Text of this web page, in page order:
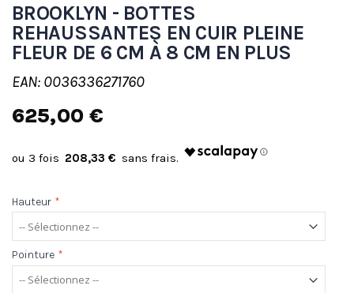
BROOKLYN - BOTTES
REHAUSSANTES EN CUIR PLEINE
FLEUR DE 6 CM À 8 CM EN PLUS
EAN: 0036336271760
625,00 €
208,33 €
Hauteur *
Pointure *